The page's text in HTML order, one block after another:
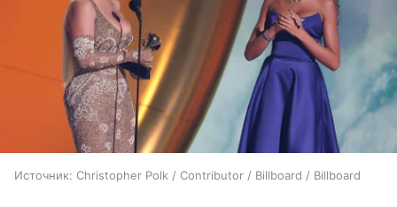
Источник: Christopher Polk / Contributor / Billboard / Billboard